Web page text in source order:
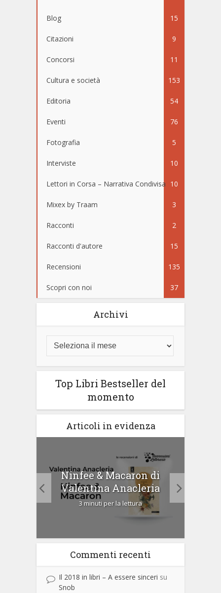
Blog 15
Citazioni 9
Concorsi 11
Cultura e società 153
Editoria 54
Eventi 76
Fotografia 5
Interviste 10
Lettori in Corsa – Narrativa Condivisa 10
Mixex by Traam 3
Racconti 2
Racconti d'autore 15
Recensioni 135
Scopri con noi 37
Archivi
Top Libri Bestseller del
momento
Articoli in evidenza
Ninfee & Macaron di
Valentina Anacleria
3 minuti per la lettura
Commenti recenti
Il 2018 in libri – A essere sinceri su
Snob